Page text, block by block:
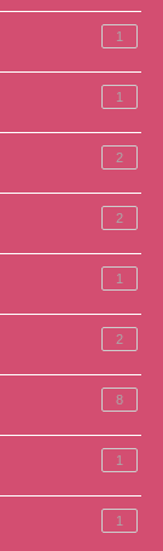
1
1
2
2
1
2
8
1
1